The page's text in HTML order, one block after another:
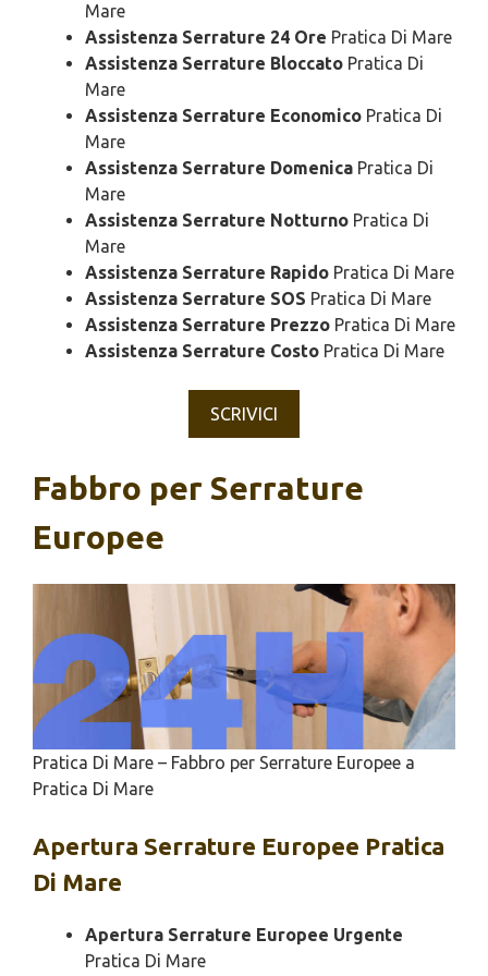
Mare
Assistenza Serrature 24 Ore Pratica Di Mare
Assistenza Serrature Bloccato Pratica Di
Mare
Assistenza Serrature Economico Pratica Di
Mare
Assistenza Serrature Domenica Pratica Di
Mare
Assistenza Serrature Notturno Pratica Di
Mare
Assistenza Serrature Rapido Pratica Di Mare
Assistenza Serrature SOS Pratica Di Mare
Assistenza Serrature Prezzo Pratica Di Mare
Assistenza Serrature Costo Pratica Di Mare
SCRIVICI
Fabbro per Serrature
Europee
Pratica Di Mare – Fabbro per Serrature Europee a
Pratica Di Mare
Apertura Serrature Europee Pratica
Di Mare
Apertura Serrature Europee Urgente
Pratica Di Mare